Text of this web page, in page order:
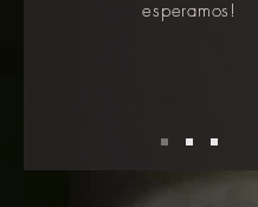
esperamos!